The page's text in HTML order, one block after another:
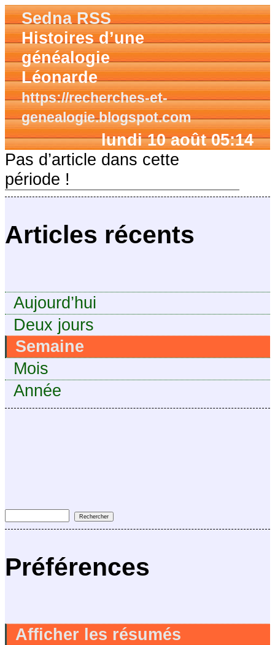
Sedna RSS
Histoires d’une
généalogie
Léonarde
https://recherches-et-
genealogie.blogspot.com
lundi 10 août 05:14
Articles récents
Aujourd’hui
Deux jours
Semaine
Mois
Année
Préférences
Afficher les résumés
Pas d’article dans cette
période !